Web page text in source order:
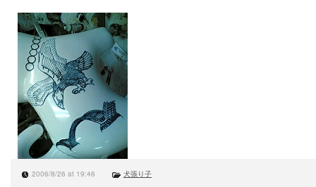
2006/8/26 at 19:46 犬張り子